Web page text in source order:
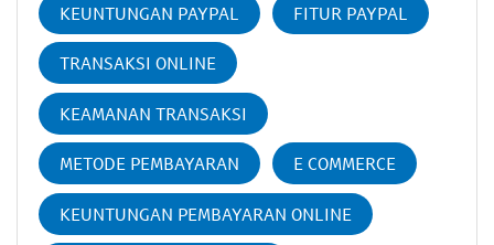
KEUNTUNGAN PAYPAL FITUR PAYPAL
TRANSAKSI ONLINE
KEAMANAN TRANSAKSI
METODE PEMBAYARAN E COMMERCE
KEUNTUNGAN PEMBAYARAN ONLINE